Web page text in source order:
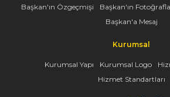
Başkan'ın Özgeçmişi Başkan'ın
Başkan'a Mesaj
Kurumsal
Kurumsal Yapı Kurumsal Logo
Hizmet Standartları